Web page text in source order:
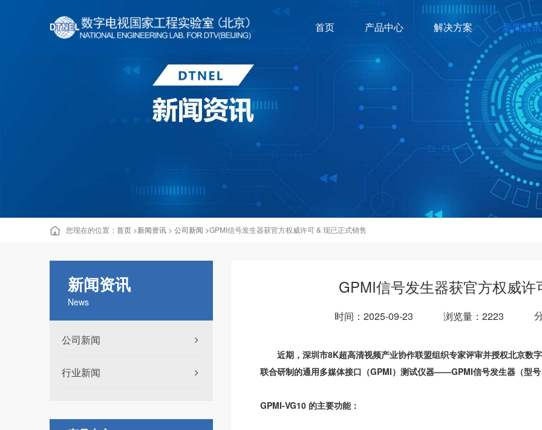
首页 产品中心 解决方案 新闻资讯
您现在的位置： 首页 >新闻资讯 > 公司新闻 >GPMI信号发生器获官方权威许可 & 现已正式销售
新闻资讯
News
公司新闻
行业新闻
GPMI信号发生器获官方权威许
时间：2025-09-23 浏览量：2223
近期，深圳市8K超高清视频产业协作联盟组织专家评审并授权北京数
联合研制的通用多媒体接口（GPMI）测试仪器——GPMI信号发生器（型号
GPMI-VG10 的主要功能：